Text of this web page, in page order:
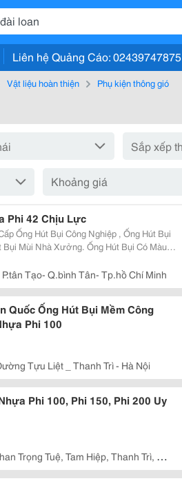
Liên hệ Quảng Cáo: 02439747875
Vật liệu hoàn thiện Phụ kiện thông gió
Khoảng giá
Phi 42 Chịu Lực
Ống Hút Bụi Công Nghiệp , Ống Hút Bụi
Bụi Mùi Nhà Xưởng. Ống Hút Bụi Có Màu
Thành...
Tạo- Q.bình Tân- Tp.hồ Chí Minh
Quốc Ống Hút Bụi Mềm Công
Phi 100
Tựu Liệt _ Thanh Trì - Hà Nội
Phi 100, Phi 150, Phi 200 Uy
Trọng Tuệ, Tam Hiệp, Thanh Trì, Hà